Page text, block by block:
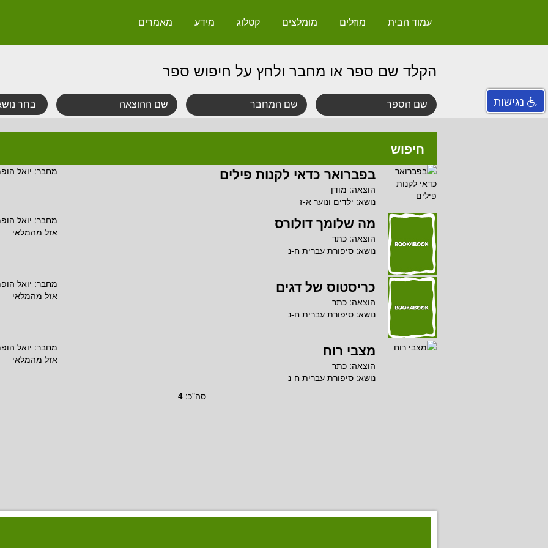
עמוד הבית מוזלים מומלצים קטלוג מידע מאמרים
הקלד שם ספר או מחבר ולחץ על חיפוש ספר
חיפוש
בפברואר כדאי לקנות פילים מחבר: יואל
הוצאה: מודן
נושא: ילדים ונוער א-ז
מה שלומך דולורס מחבר: יואל
הוצאה: כתר
נושא: סיפורת עברית ח-נ
אזל מהמלאי
כריסטוס של דגים מחבר: יואל
הוצאה: כתר
נושא: סיפורת עברית ח-נ
אזל מהמלאי
מצבי רוח מחבר: יואל
הוצאה: כתר
נושא: סיפורת עברית ח-נ
אזל מהמלאי
סה"כ: 4
נגישות